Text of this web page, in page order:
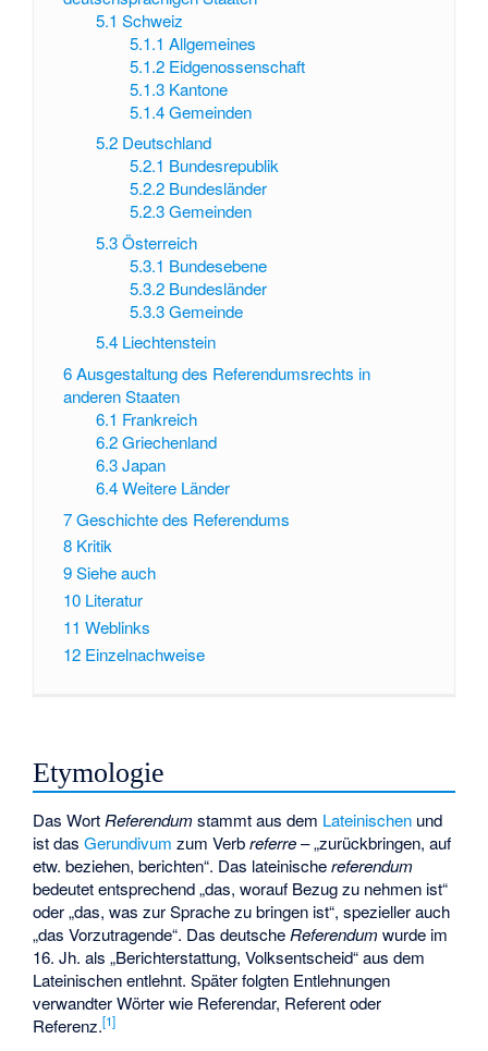
5.1 Schweiz
5.1.1 Allgemeines
5.1.2 Eidgenossenschaft
5.1.3 Kantone
5.1.4 Gemeinden
5.2 Deutschland
5.2.1 Bundesrepublik
5.2.2 Bundesländer
5.2.3 Gemeinden
5.3 Österreich
5.3.1 Bundesebene
5.3.2 Bundesländer
5.3.3 Gemeinde
5.4 Liechtenstein
6Ausgestaltung des Referendumsrechts in
anderen Staaten
6.1 Frankreich
6.2 Griechenland
6.3 Japan
6.4 Weitere Länder
7Geschichte des Referendums
8 Kritik
9Siehe auch
10 Literatur
11 Weblinks
12 Einzelnachweise
Etymologie
Das Wort Referendum stammt aus dem Lateinischen und
ist dasGerundivum zum Verbreferre– „zurückbringen, auf
etw. beziehen, berichten“. Das lateinischereferendum
bedeutet entsprechend „das, worauf Bezug zu nehmen ist“
oder „das, was zur Sprache zu bringen ist“, spezieller auch
„das Vorzutragende“. Das deutsche Referendum wurde im
16. Jh. als „Berichterstattung, Volksentscheid“ aus dem
Lateinischen entlehnt. Später folgten Entlehnungen
verwandter Wörter wie Referendar, Referent oder
Referenz.[1]